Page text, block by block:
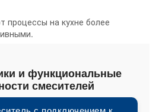
процессы на кухне более
и функциональные
смесителей